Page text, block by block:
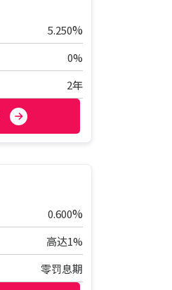
5.250%
0%
2年
0.600%
高达1%
零罚息期